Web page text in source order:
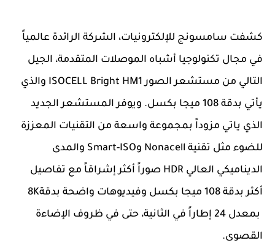
كشفت سامسونج للإلكترونيات، الشركة الرائدة عالمياً
في مجال تكنولوجيا أشباه الموصلات المتقدمة، الجيل
التالي من مستشعر الصور ISOCELL Bright HM1 والذي
يأتي بدقة 108 ميجا بكسل. ويوفر المستشعر الجديد
الذي ياتي مزوداً بمجموعة واسعة من التقنيات المعززة
للضوء مثل تقنية Nonacell وSmart-ISO والمدى
الديناميكي العالي HDR صوراً أكثر إشراقاً مع تفاصيل
أكثر بدقة 108 ميجا بكسل وفيديوهات واضحة بدقة8K
بمعدل 24 إطاراً في الثانية، حتى في ظروف الإضاءة
القصوى.